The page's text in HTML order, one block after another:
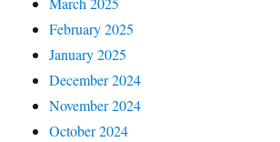
February 2025
January 2025
December 2024
November 2024
October 2024